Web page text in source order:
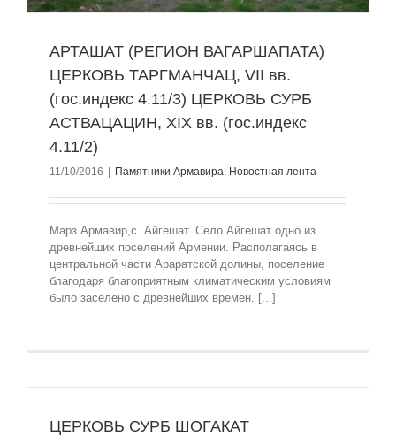
АРТАШАТ (РЕГИОН ВАГАРШАПАТА)
ЦЕРКОВЬ ТАРГМАНЧАЦ, VII вв.
(гос.индекс 4.11/3) ЦЕРКОВЬ СУРБ
АСТВАЦАЦИН, ХIХ вв. (гос.индекс
4.11/2)
11/10/2016 Памятники Армавира, Новостная лента
Марз Армавир,с. Айгешат. Село Айгешат одно из
древнейших поселений Армении. Располагаясь в
центральной части Араратской долины, поселение
благодаря благоприятным климатическим условиям
было заселено с древнейших времен. [...]
ЦЕРКОВЬ СУРБ ШОГАКАТ